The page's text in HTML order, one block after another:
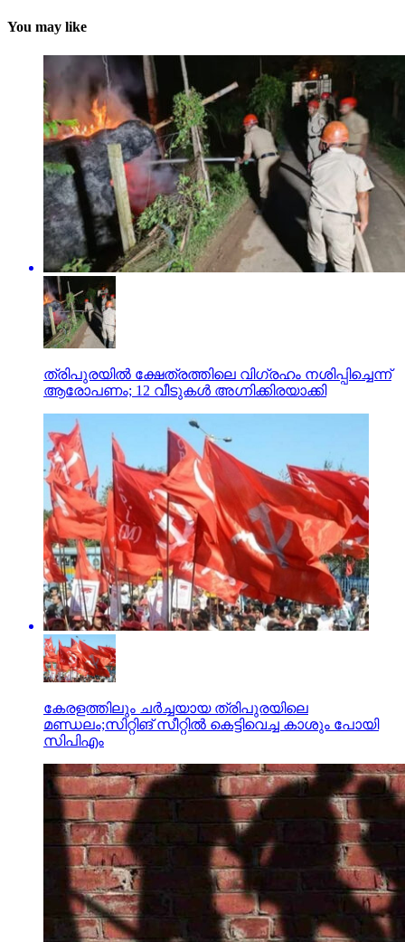
You may like
ത്രിപുരയിൽ ക്ഷേത്രത്തിലെ വിഗ്രഹം നശിപ്പിച്ചെന്ന്
ആരോപണം; 12 വീടുകൾ അഗ്നിക്കിരയാക്കി
കേരളത്തിലും ചര്‍ച്ചയായ ത്രിപുരയിലെ
മണ്ഡലം;സിറ്റിങ് സീറ്റില്‍ കെട്ടിവെച്ച കാശും പോയി
സിപിഎം